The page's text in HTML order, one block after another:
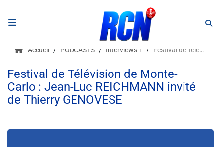
RADIO
Podcasts
Programmes
Faire un don
Accueil PODCASTS Interviews 1 Festival de Télévision de Monte-Carlo : Jean-Luc REICHMANN invité de Thierry GENOVESE
Festival de Télévision de Monte-
Carlo : Jean-Luc REICHMANN invité
de Thierry GENOVESE